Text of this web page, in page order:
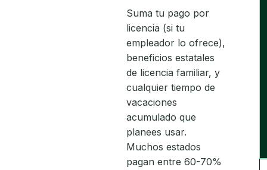
Suma tu pago por
licencia (si tu
empleador lo ofrece),
beneficios estatales
de licencia familiar, y
cualquier tiempo de
vacaciones
acumulado que
planees usar.
Muchos estados
pagan entre 60-70%